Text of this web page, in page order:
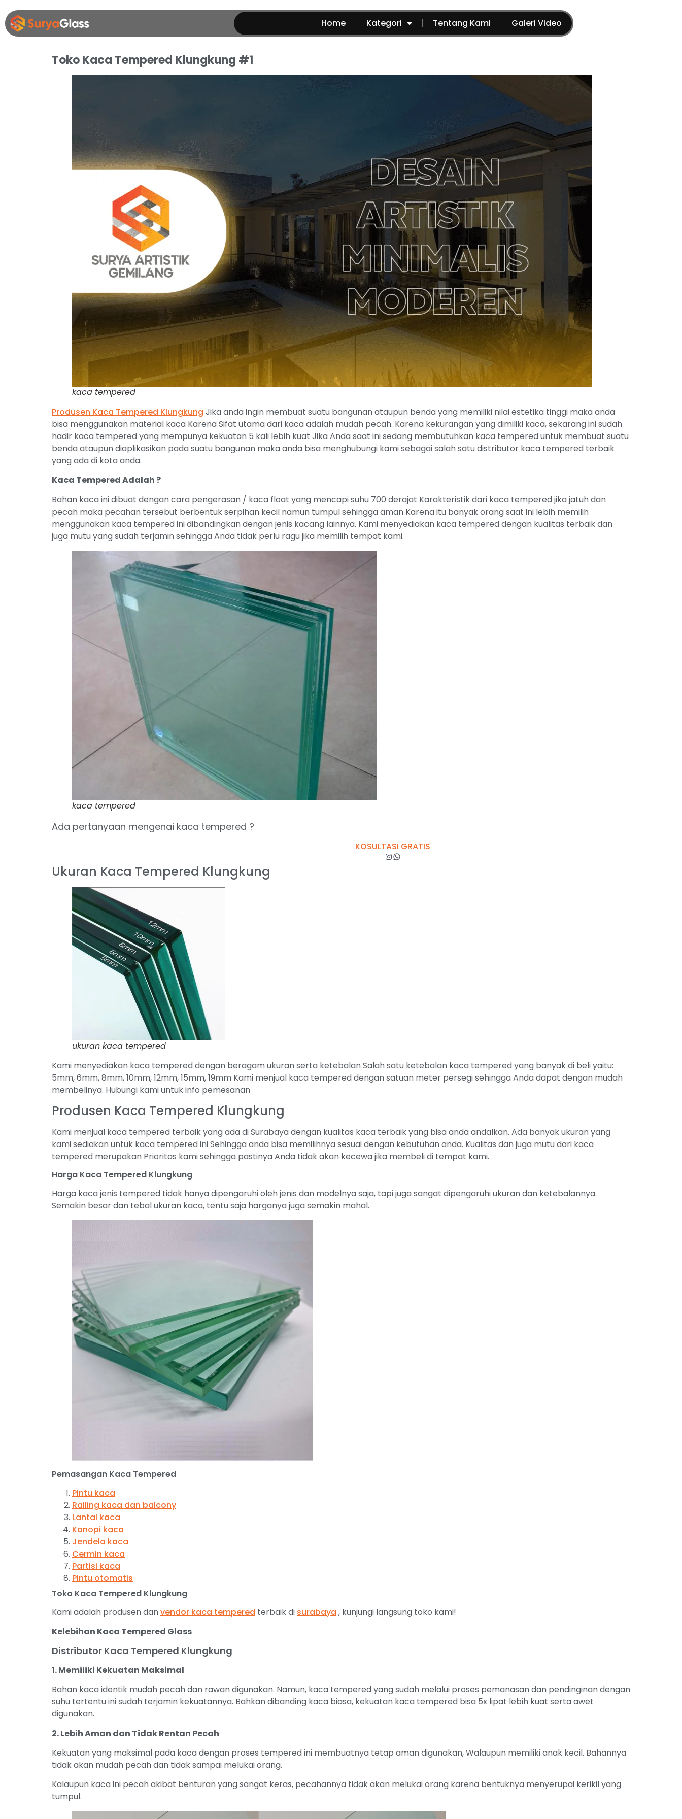
Home Kategori Tentang Kami Galeri Video
Toko Kaca Tempered Klungkung #1
kaca tempered
Produsen Kaca Tempered Klungkung Jika anda ingin membuat suatu bangunan ataupun benda yang memiliki nilai estetika tinggi maka anda
bisa menggunakan material kaca Karena Sifat utama dari kaca adalah mudah pecah. Karena kekurangan yang dimiliki kaca, sekarang ini sudah
hadir kaca tempered yang mempunya kekuatan 5 kali lebih kuat Jika Anda saat ini sedang membutuhkan kaca tempered untuk membuat suatu
benda ataupun diaplikasikan pada suatu bangunan maka anda bisa menghubungi kami sebagai salah satu distributor kaca tempered terbaik
yang ada di kota anda.
Kaca Tempered Adalah ?
Bahan kaca ini dibuat dengan cara pengerasan / kaca float yang mencapi suhu 700 derajat Karakteristik dari kaca tempered jika jatuh dan
pecah maka pecahan tersebut berbentuk serpihan kecil namun tumpul sehingga aman Karena itu banyak orang saat ini lebih memilih
menggunakan kaca tempered ini dibandingkan dengan jenis kacang lainnya. Kami menyediakan kaca tempered dengan kualitas terbaik dan
juga mutu yang sudah terjamin sehingga Anda tidak perlu ragu jika memilih tempat kami.
kaca tempered
Ada pertanyaan mengenai kaca tempered ?
KOSULTASI GRATIS
Ukuran Kaca Tempered Klungkung
ukuran kaca tempered
Kami menyediakan kaca tempered dengan beragam ukuran serta ketebalan Salah satu ketebalan kaca tempered yang banyak di beli yaitu:
5mm, 6mm, 8mm, 10mm, 12mm, 15mm, 19mm Kami menjual kaca tempered dengan satuan meter persegi sehingga Anda dapat dengan mudah
membelinya. Hubungi kami untuk info pemesanan
Produsen Kaca Tempered Klungkung
Kami menjual kaca tempered terbaik yang ada di Surabaya dengan kualitas kaca terbaik yang bisa anda andalkan. Ada banyak ukuran yang
kami sediakan untuk kaca tempered ini Sehingga anda bisa memilihnya sesuai dengan kebutuhan anda. Kualitas dan juga mutu dari kaca
tempered merupakan Prioritas kami sehingga pastinya Anda tidak akan kecewa jika membeli di tempat kami.
Harga Kaca Tempered Klungkung
Harga kaca jenis tempered tidak hanya dipengaruhi oleh jenis dan modelnya saja, tapi juga sangat dipengaruhi ukuran dan ketebalannya.
Semakin besar dan tebal ukuran kaca, tentu saja harganya juga semakin mahal.
Pemasangan Kaca Tempered
Pintu kaca
Railing kaca dan balcony
Lantai kaca
Kanopi kaca
Jendela kaca
Cermin kaca
Partisi kaca
Pintu otomatis
Toko Kaca Tempered Klungkung
Kami adalah produsen danvendor kaca tempered terbaik di surabaya , kunjungi langsung toko kami!
Kelebihan Kaca Tempered Glass
Distributor Kaca Tempered Klungkung
1. Memiliki Kekuatan Maksimal
Bahan kaca identik mudah pecah dan rawan digunakan. Namun, kaca tempered yang sudah melalui proses pemanasan dan pendinginan dengan
suhu tertentu ini sudah terjamin kekuatannya. Bahkan dibanding kaca biasa, kekuatan kaca tempered bisa 5x lipat lebih kuat serta awet
digunakan.
2. Lebih Aman dan Tidak Rentan Pecah
Kekuatan yang maksimal pada kaca dengan proses tempered ini membuatnya tetap aman digunakan, Walaupun memiliki anak kecil. Bahannya
tidak akan mudah pecah dan tidak sampai melukai orang.
Kalaupun kaca ini pecah akibat benturan yang sangat keras, pecahannya tidak akan melukai orang karena bentuknya menyerupai kerikil yang
tumpul.